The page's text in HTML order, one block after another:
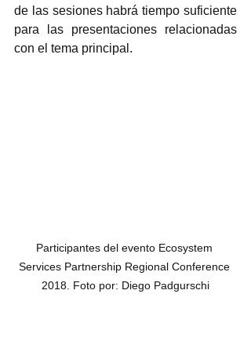
de las sesiones habrá tiempo suficiente
para las presentaciones relacionadas
con el tema principal.
Participantes del evento Ecosystem
Services Partnership Regional Conference
2018. Foto por: Diego Padgurschi